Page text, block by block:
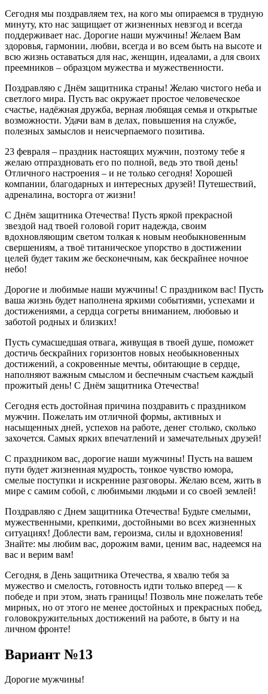
Сегодня мы поздравляем тех, на кого мы опираемся в трудную
минуту, кто нас защищает от жизненных невзгод и всегда
поддерживает нас. Дорогие наши мужчины! Желаем Вам
здоровья, гармонии, любви, всегда и во всем быть на высоте и
всю жизнь оставаться для нас, женщин, идеалами, а для своих
преемников – образцом мужества и мужественности.
Поздравляю с Днём защитника страны! Желаю чистого неба и
светлого мира. Пусть вас окружает простое человеческое
счастье, надёжная дружба, верная любящая семья и открытые
возможности. Удачи вам в делах, повышения на службе,
полезных замыслов и неисчерпаемого позитива.
23 февраля – праздник настоящих мужчин, поэтому тебе я
желаю отпраздновать его по полной, ведь это твой день!
Отличного настроения – и не только сегодня! Хорошей
компании, благодарных и интересных друзей! Путешествий,
адреналина, восторга от жизни!
С Днём защитника Отечества! Пусть яркой прекрасной
звездой над твоей головой горит надежда, своим
вдохновляющим светом толкая к новым необыкновенным
свершениям, а твоё титаническое упорство в достижении
целей будет таким же бесконечным, как бескрайнее ночное
небо!
Дорогие и любимые наши мужчины! С праздником вас! Пусть
ваша жизнь будет наполнена яркими событиями, успехами и
достижениями, а сердца согреты вниманием, любовью и
заботой родных и близких!
Пусть сумасшедшая отвага, живущая в твоей душе, поможет
достичь бескрайних горизонтов новых необыкновенных
достижений, а сокровенные мечты, обитающие в сердце,
наполняют важным смыслом и беспечным счастьем каждый
прожитый день! С Днём защитника Отечества!
Сегодня есть достойная причина поздравить с праздником
мужчин. Пожелать им отличной формы, активных и
насыщенных дней, успехов на работе, денег столько, сколько
захочется. Самых ярких впечатлений и замечательных друзей!
С праздником вас, дорогие наши мужчины! Пусть на вашем
пути будет жизненная мудрость, тонкое чувство юмора,
смелые поступки и искренние разговоры. Желаю всем, жить в
мире с самим собой, с любимыми людьми и со своей землей!
Поздравляю с Днем защитника Отечества! Будьте смелыми,
мужественными, крепкими, достойными во всех жизненных
ситуациях! Доблести вам, героизма, силы и вдохновения!
Знайте: мы любим вас, дорожим вами, ценим вас, надеемся на
вас и верим вам!
Сегодня, в День защитника Отечества, я хвалю тебя за
мужество и смелость, готовность идти только вперед — к
победе и при этом, знать границы! Позволь мне пожелать тебе
мирных, но от этого не менее достойных и прекрасных побед,
головокружительных достижений на работе, в быту и на
личном фронте!
Вариант №13
Дорогие мужчины!